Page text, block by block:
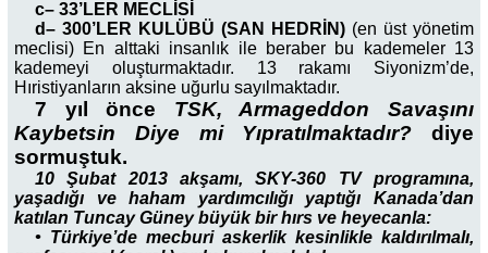
c– 33’LER MECLİSİ
d– 300’LER KULÜBÜ (SAN HEDRİN) (en üst yönetim
meclisi) En alttaki insanlık ile beraber bu kademeler 13
kademeyi oluşturmaktadır. 13 rakamı Siyonizm’de,
Hıristiyanların aksine uğurlu sayılmaktadır.
7 yıl önce TSK, Armageddon Savaşını
Kaybetsin Diye mi Yıpratılmaktadır? diye
sormuştuk.
10 Şubat 2013 akşamı, SKY-360 TV programına,
yaşadığı ve haham yardımcılığı yaptığı Kanada’dan
katılan Tuncay Güney büyük bir hırs ve heyecanla:
• Türkiye’de mecburi askerlik kesinlikle kaldırılmalı,